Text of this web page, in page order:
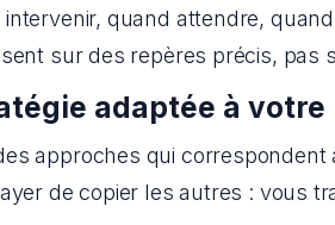
quand attendre,
sur des repères précis, pas
adaptée à
approches qui
de copier les autres : vous